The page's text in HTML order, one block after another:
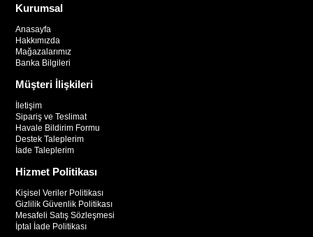
Kurumsal
Anasayfa
Hakkımızda
Mağazalarımız
Banka Bilgileri
Müşteri İlişkileri
İletişim
Sipariş ve Teslimat
Havale Bildirim Formu
Destek Taleplerim
İade Taleplerim
Hizmet Politikası
Kişisel Veriler Politikası
Gizlilik Güvenlik Politikası
Mesafeli Satış Sözleşmesi
İptal İade Politikası